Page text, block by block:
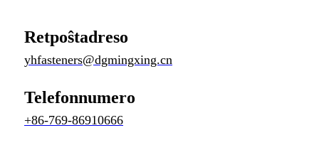
Retpoŝtadreso
yhfasteners@dgmingxing.cn
Telefonnumero
+86-769-86910666